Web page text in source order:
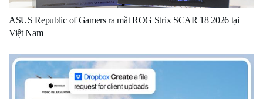
ASUS Republic of Gamers ra mắt ROG Strix SCAR 18 2026 tại
Việt Nam